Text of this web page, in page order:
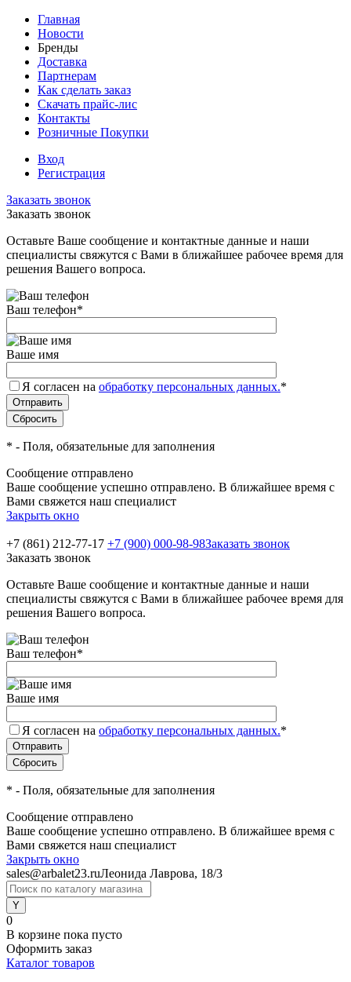
Главная
Новости
Бренды
Доставка
Партнерам
Как сделать заказ
Скачать прайс-лис
Контакты
Розничные Покупки
Вход
Регистрация
Заказать звонок
Заказать звонок
Оставьте Ваше сообщение и контактные данные и наши
специалисты свяжутся с Вами в ближайшее рабочее время для
решения Вашего вопроса.
Ваш телефон*
Ваше имя
Я согласен на обработку персональных данных.*
* - Поля, обязательные для заполнения
Сообщение отправлено
Ваше сообщение успешно отправлено. В ближайшее время с
Вами свяжется наш специалист
Закрыть окно
+7 (861) 212-77-17 +7 (900) 000-98-98Заказать звонок
Заказать звонок
Оставьте Ваше сообщение и контактные данные и наши
специалисты свяжутся с Вами в ближайшее рабочее время для
решения Вашего вопроса.
Ваш телефон*
Ваше имя
Я согласен на обработку персональных данных.*
* - Поля, обязательные для заполнения
Сообщение отправлено
Ваше сообщение успешно отправлено. В ближайшее время с
Вами свяжется наш специалист
Закрыть окно
sales@arbalet23.ruЛеонида Лаврова, 18/3
0
В корзине пока пусто
Оформить заказ
Каталог товаров